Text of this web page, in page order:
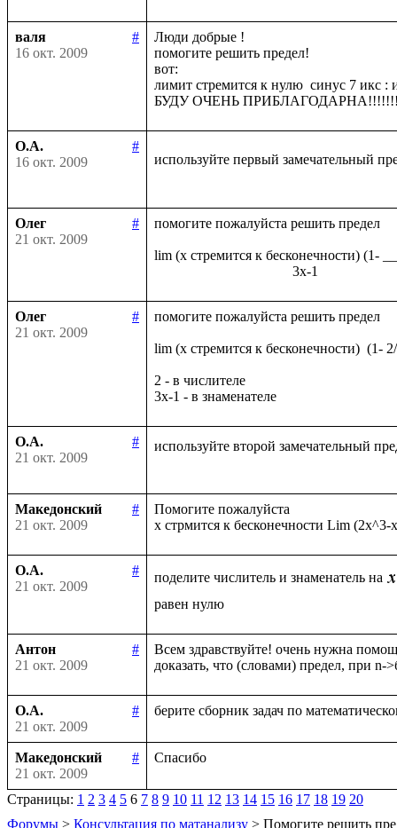
валя
#
16 окт. 2009
Люди добрые !
помогите решить предел!
вот:
лимит стремится к нулю  синус 7 икс :
О.А.
#
16 окт. 2009
используйте первый замечательный
Олег
#
21 окт. 2009
помогите пожалуйста решить предел
lim (x стремится к бесконечности) (1-
Олег
#
21 окт. 2009
помогите пожалуйста решить предел
lim (x стремится к бесконечности)  (1-
2 - в числителе
О.А.
#
21 окт. 2009
используйте второй замечательный
Македонский
#
21 окт. 2009
Помогите пожалуйста
О.А.
#
21 окт. 2009
поделите числитель и знаменатель на
Антон
#
21 окт. 2009
Всем здравствуйте! очень нужна
О.А.
#
21 окт. 2009
Македонский
#
21 окт. 2009
Страницы: 1 2 3 4 5 6 7 8 9 10 11 12 13 14 15 16 17 18 19 20
Форумы > Консультация по матанализу > Помогите решить